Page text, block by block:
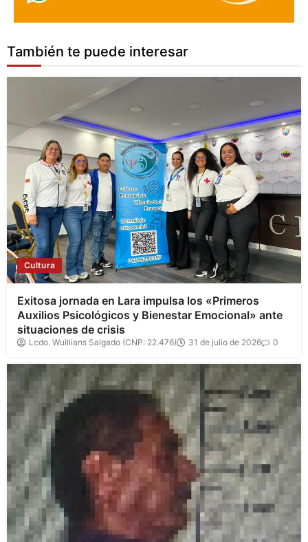
También te puede interesar
Cultura
Exitosa jornada en Lara impulsa los «Primeros
Auxilios Psicológicos y Bienestar Emocional» ante
situaciones de crisis
Lcdo. Wuillians Salgado (CNP: 22.476) 31 de julio de 2026 0